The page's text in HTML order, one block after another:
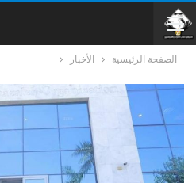
الصفحة الرئيسية الأخبار